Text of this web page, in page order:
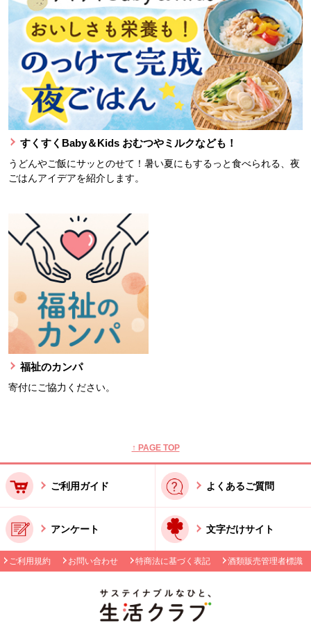
すくすくBaby＆Kids おむつやミルクなども！
うどんやご飯にサッとのせて！暑い夏にもするっと食べられる、夜
ごはんアイデアを紹介します。
福祉のカンパ
寄付にご協力ください。
↑ PAGE TOP
ご利用ガイド よくあるご質問
アンケート 文字だけサイト
ご利用規約 お問い合わせ 特商法に基づく表記 酒類販売管理者標識